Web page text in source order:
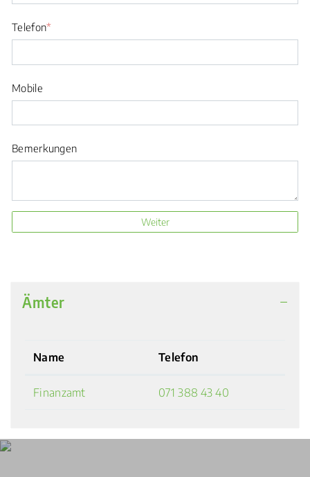
Telefon*
Mobile
Bemerkungen
Weiter
Ämter
Name Telefon
Finanzamt 071 388 43 40
Verschiedene Informationen